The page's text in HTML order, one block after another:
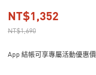
NT$1,690
NT$1,352
App 結帳可享專屬活動優惠價